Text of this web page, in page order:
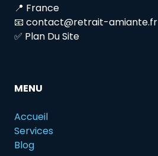
📍 France
📧 contact@retrait-amiante.fr
✅ Plan Du Site
MENU
Accueil
Services
Blog